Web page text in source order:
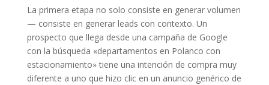
La primera etapa no solo consiste en generar volumen
— consiste en generar leads con contexto. Un
prospecto que llega desde una campaña de Google
con la búsqueda «departamentos en Polanco con
estacionamiento» tiene una intención de compra muy
diferente a uno que hizo clic en un anuncio genérico de